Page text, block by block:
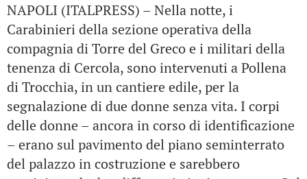
NAPOLI (ITALPRESS) – Nella notte, i
Carabinieri della sezione operativa della
compagnia di Torre del Greco e i militari della
tenenza di Cercola, sono intervenuti a Pollena
di Trocchia, in un cantiere edile, per la
segnalazione di due donne senza vita. I corpi
delle donne – ancora in corso di identificazione
– erano sul pavimento del piano seminterrato
del palazzo in costruzione e sarebbero